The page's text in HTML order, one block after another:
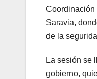
Coordinación
Saravia,
de la
La sesión se
gobierno,